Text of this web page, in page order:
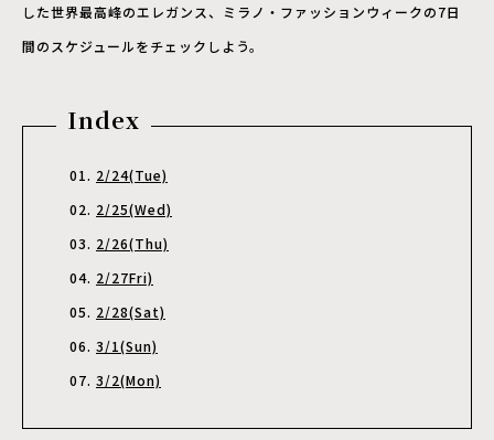
した世界最高峰のエレガンス、ミラノ・ファッションウィークの7日
間のスケジュールをチェックしよう。
Index
2/24(Tue)
2/25(Wed)
2/26(Thu)
2/27Fri)
2/28(Sat)
3/1(Sun)
3/2(Mon)